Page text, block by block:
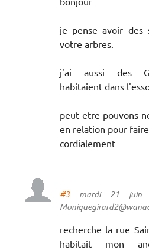
je pense avoir des
votre arbres.
j'ai aussi des
habitaient dans
peut etre pouvons
en relation pour faire
cordialement
#3 mardi 21 juin
recherche la rue
habitait mon